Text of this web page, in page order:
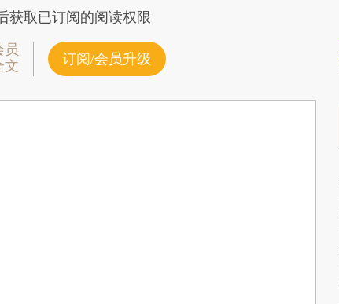
获取已订阅的阅读权限
员
文
订阅/会员升级